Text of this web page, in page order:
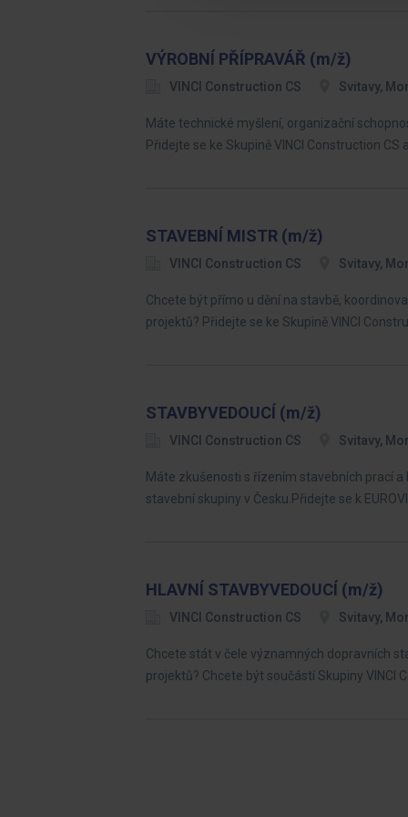
VÝROBNÍ PŘÍPRAVÁŘ (m/ž)
VINCI Construction CS Svitavy,
Máte technické myšlení, organizační
Přidejte se ke Skupině VINCI Construction CS
STAVEBNÍ MISTR (m/ž)
VINCI Construction CS Svitavy,
Chcete být přímo u dění na stavbě,
projektů? Přidejte se ke Skupině VINCI
STAVBYVEDOUCÍ (m/ž)
VINCI Construction CS Svitavy,
Máte zkušenosti s řízením stavebních prací
stavební skupiny v Česku.Přidejte se k
HLAVNÍ STAVBYVEDOUCÍ (m/ž)
VINCI Construction CS Svitavy,
Chcete stát v čele významných dopravních
projektů? Chcete být součástí Skupiny VINCI